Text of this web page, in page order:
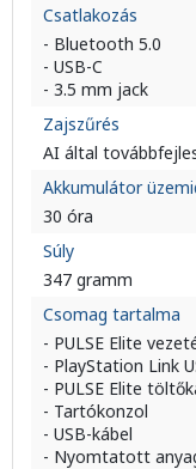
Csatlakozás
- Bluetooth 5.0
- USB-C
- 3.5 mm jack
Zajszűrés
AI által
Akkumulátor
30 óra
Súly
347 gramm
Csomag tartalma
- PULSE Elite
- PlayStation Link
- PULSE Elite
- Tartókonzol
- USB-kábel
- Nyomtatott